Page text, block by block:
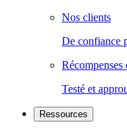
Nos clients
De confiance
Testé et
Ressources